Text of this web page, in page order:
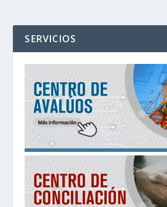
SERVICIOS